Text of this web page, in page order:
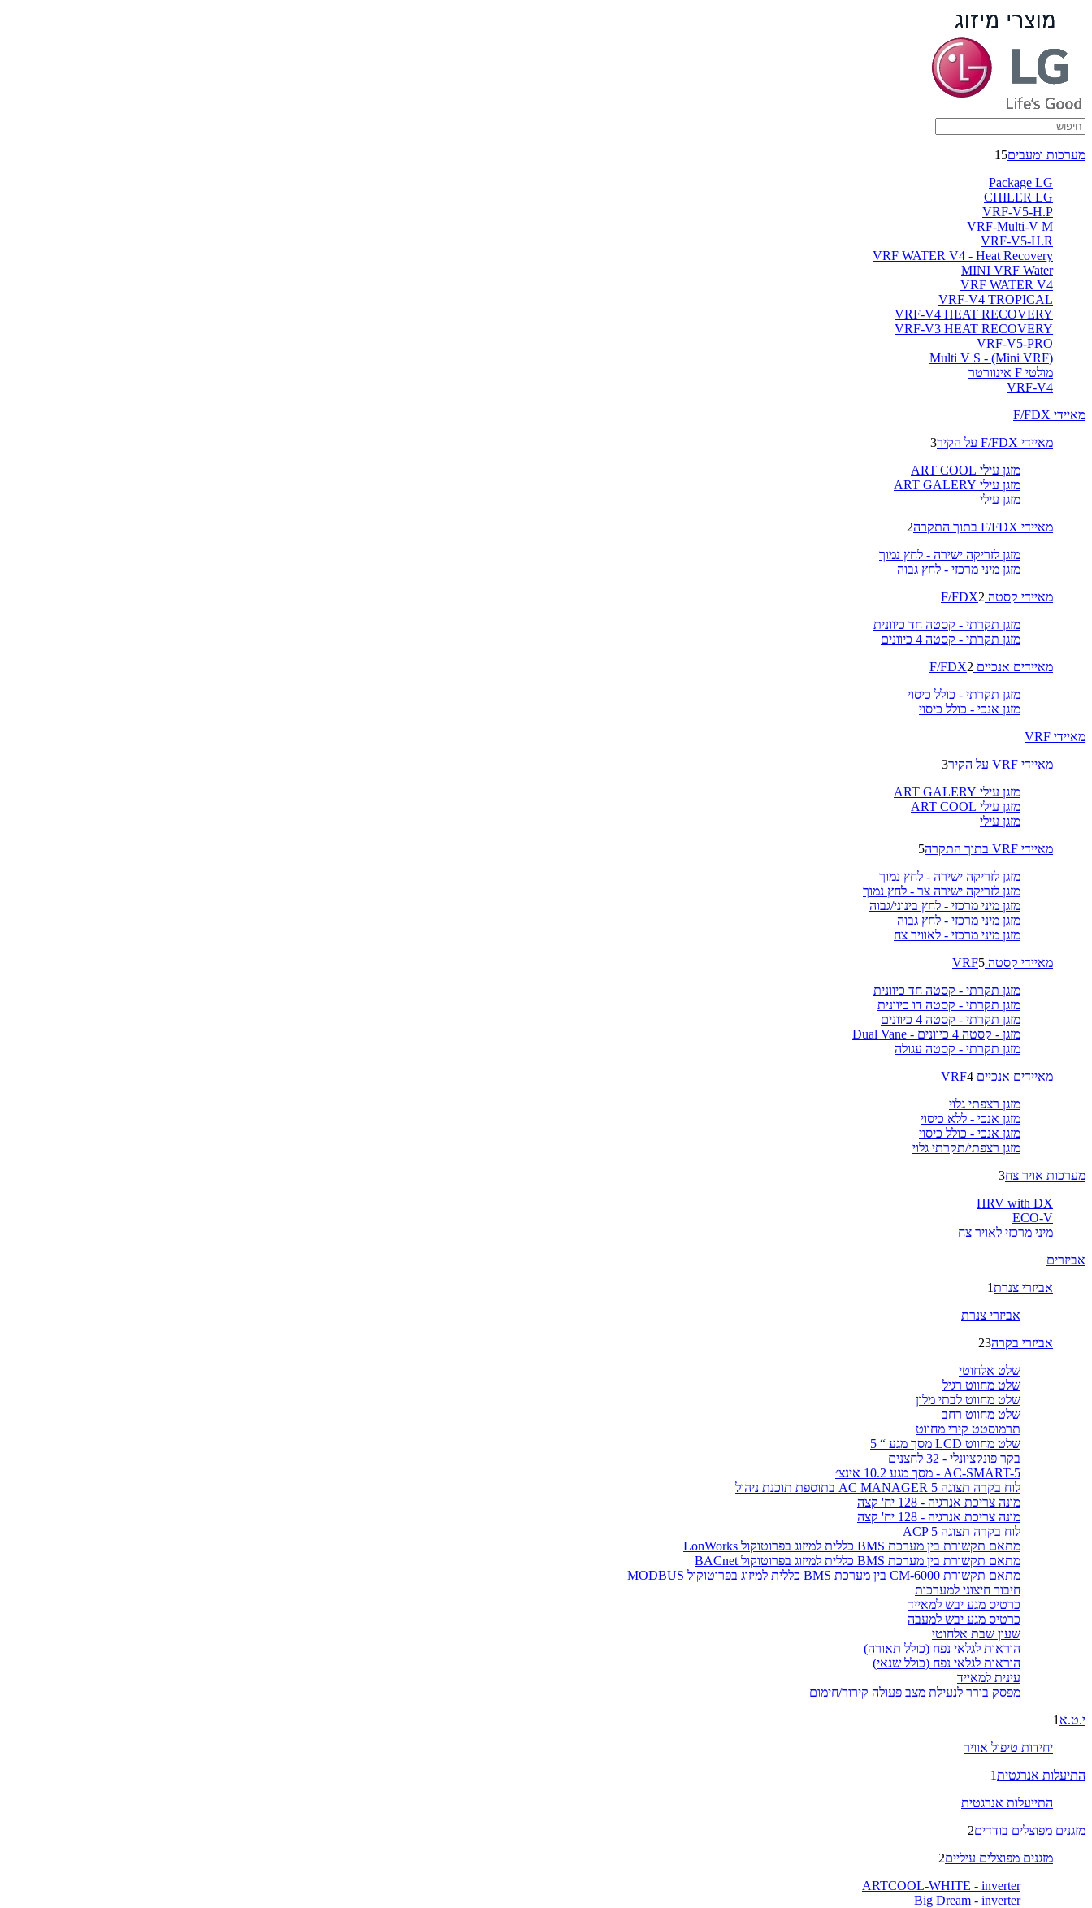
מערכות ומעבים15
Package LG
CHILER LG
VRF-V5-H.P
VRF-Multi-V M
VRF-V5-H.R
VRF WATER V4 - Heat Recovery
MINI VRF Water
VRF WATER V4
VRF-V4 TROPICAL
VRF-V4 HEAT RECOVERY
VRF-V3 HEAT RECOVERY
VRF-V5-PRO
(Multi V S - (Mini VRF
מולטי F אינוורטר
VRF-V4
מאיידי F/FDX
מאיידי F/FDX על הקיר
3
מזגן עילי ART COOL
מזגן עילי ART GALERY
מזגן עילי
מאיידי F/FDX בתוך התקרה
2
מזגן לזריקה ישירה - לחץ נמוך
מזגן מיני מרכזי - לחץ גבוה
מאיידי קסטה F/FDX 2
מזגן תקרתי - קסטה חד כיוונית
מזגן תקרתי - קסטה 4 כיוונים
מאיידים אנכיים F/FDX 2
מזגן תקרתי - כולל כיסוי
מזגן אנכי - כולל כיסוי
מאיידי VRF
מאיידי VRF על הקיר
3
מזגן עילי ART GALERY
מזגן עילי ART COOL
מזגן עילי
מאיידי VRF בתוך התקרה
5
מזגן לזריקה ישירה - לחץ נמוך
מזגן לזריקה ישירה צר - לחץ נמוך
מזגן מיני מרכזי - לחץ בינוני/גבוה
מזגן מיני מרכזי - לחץ גבוה
מזגן מיני מרכזי - לאוויר צח
מאיידי קסטה VRF 5
מזגן תקרתי - קסטה חד כיוונית
מזגן תקרתי - קסטה דו כיוונית
מזגן תקרתי - קסטה 4 כיוונים
מזגן - קסטה 4 כיוונים - Dual Vane
מזגן תקרתי - קסטה עגולה
מאיידים אנכיים VRF 4
מזגן רצפתי גלוי
מזגן אנכי - ללא כיסוי
מזגן אנכי - כולל כיסוי
מזגן רצפתי/תקרתי גלוי
מערכות אויר צח3
HRV with DX
ECO-V
מיני מרכזי לאויר צח
אביזרים
אביזרי צנרת1
אביזרי צנרת
אביזרי בקרה23
שלט אלחוטי
שלט מחווט רגיל
שלט מחווט לבתי מלון
שלט מחווט רחב
תרמוסטט קירי מחווט
שלט מחווט LCD מסך מגע “ 5
בקר פונקציונלי - 32 לחצנים
AC-SMART-5 - מסך מגע 10.2 אינצ׳
לוח בקרה תצוגה AC MANAGER 5 בתוספת תוכנת ניהול
מונה צריכת אנרגיה - 128 יח' קצה
מונה צריכת אנרגיה - 128 יח' קצה
לוח בקרה תצוגה ACP 5
מתאם תקשורת בין מערכת BMS כללית למיזוג בפרוטוקול LonWorks
מתאם תקשורת בין מערכת BMS כללית למיזוג בפרוטוקול BACnet
מתאם תקשורת CM-6000 בין מערכת BMS כללית למיזוג בפרוטוקול MODBUS
חיבור חיצוני למערכות
כרטיס מגע יבש למאייד
כרטיס מגע יבש למעבה
שעון שבת אלחוטי
הוראות לגלאי נפח (כולל תאורה)
הוראות לגלאי נפח (כולל שנאי)
עינית למאייד
מפסק בורר לנעילת מצב פעולה קירור/חימום
י.ט.א 1
יחידות טיפול אוויר
התיעלות אנרגטית1
התייעלות אנרגטית
מזגנים מפוצלים בודדים2
מזגנים מפוצלים עיליים2
ARTCOOL-WHITE - inverter
Big Dream - inverter